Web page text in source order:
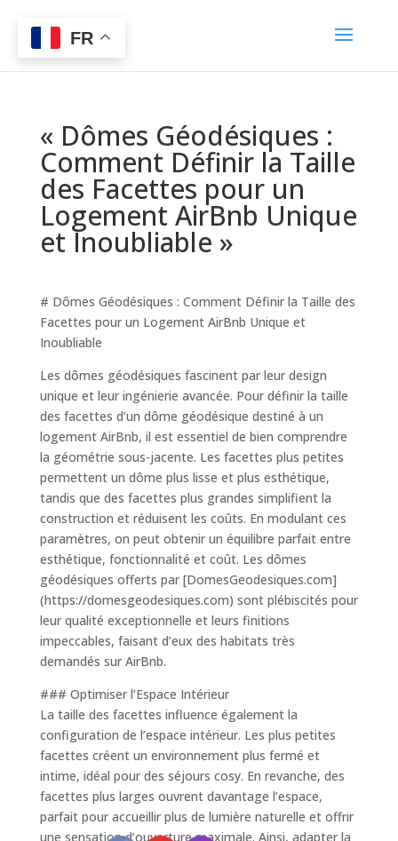
« Dômes Géodésiques :
Comment Définir la Taille
des Facettes pour un
Logement AirBnb Unique
et Inoubliable »
# Dômes Géodésiques : Comment Définir la Taille des
Facettes pour un Logement AirBnb Unique et
Inoubliable
Les dômes géodésiques fascinent par leur design
unique et leur ingénierie avancée. Pour définir la taille
des facettes d’un dôme géodésique destiné à un
logement AirBnb, il est essentiel de bien comprendre
la géométrie sous-jacente. Les facettes plus petites
permettent un dôme plus lisse et plus esthétique,
tandis que des facettes plus grandes simplifient la
construction et réduisent les coûts. En modulant ces
paramètres, on peut obtenir un équilibre parfait entre
esthétique, fonctionnalité et coût. Les dômes
géodésiques offerts par [DomesGeodesiques.com]
(https://domesgeodesiques.com) sont plébiscités pour
leur qualité exceptionnelle et leurs finitions
impeccables, faisant d’eux des habitats très
demandés sur AirBnb.
### Optimiser l’Espace Intérieur
La taille des facettes influence également la
configuration de l’espace intérieur. Les plus petites
facettes créent un environnement plus fermé et
intime, idéal pour des séjours cosy. En revanche, des
facettes plus larges ouvrent davantage l’espace,
parfait pour accueillir plus de lumière naturelle et offrir
une sensation d’ouverture maximale. Ainsi, adapter la
FR